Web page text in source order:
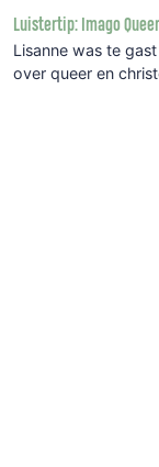
Luistertip: Imago Queer
Lisanne was te
over queer en